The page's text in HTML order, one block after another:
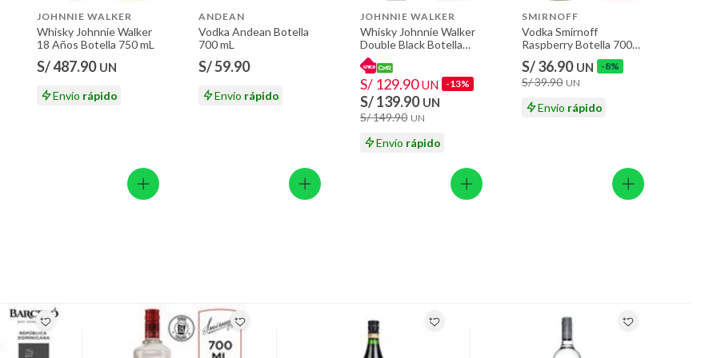
tecnología, línea blanca, colchones, muebles, bicicletas y
con señales de uso, sin empaques, etiquetas o sellos.
JOHNNIE WALKER
Whisky Johnnie Walker
18 Años Botella 750 mL
S/ 487.90 UN
Envío rápido
ANDEAN
Vodka Andean Botella
700 mL
S/ 59.90
Envío rápido
JOHNNIE WALKER
Whisky Johnnie Walker
Double Black Botella
750 mL
S/ 129.90 UN -13%
S/ 139.90 UN
S/ 149.90 UN
Envío rápido
SMIRNOFF
Vodka Smirnoff
Raspberry Botella 700
S/ 36.90 UN -8%
S/ 39.90 UN
Envío rápido